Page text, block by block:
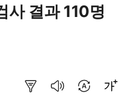
사 결과 110명